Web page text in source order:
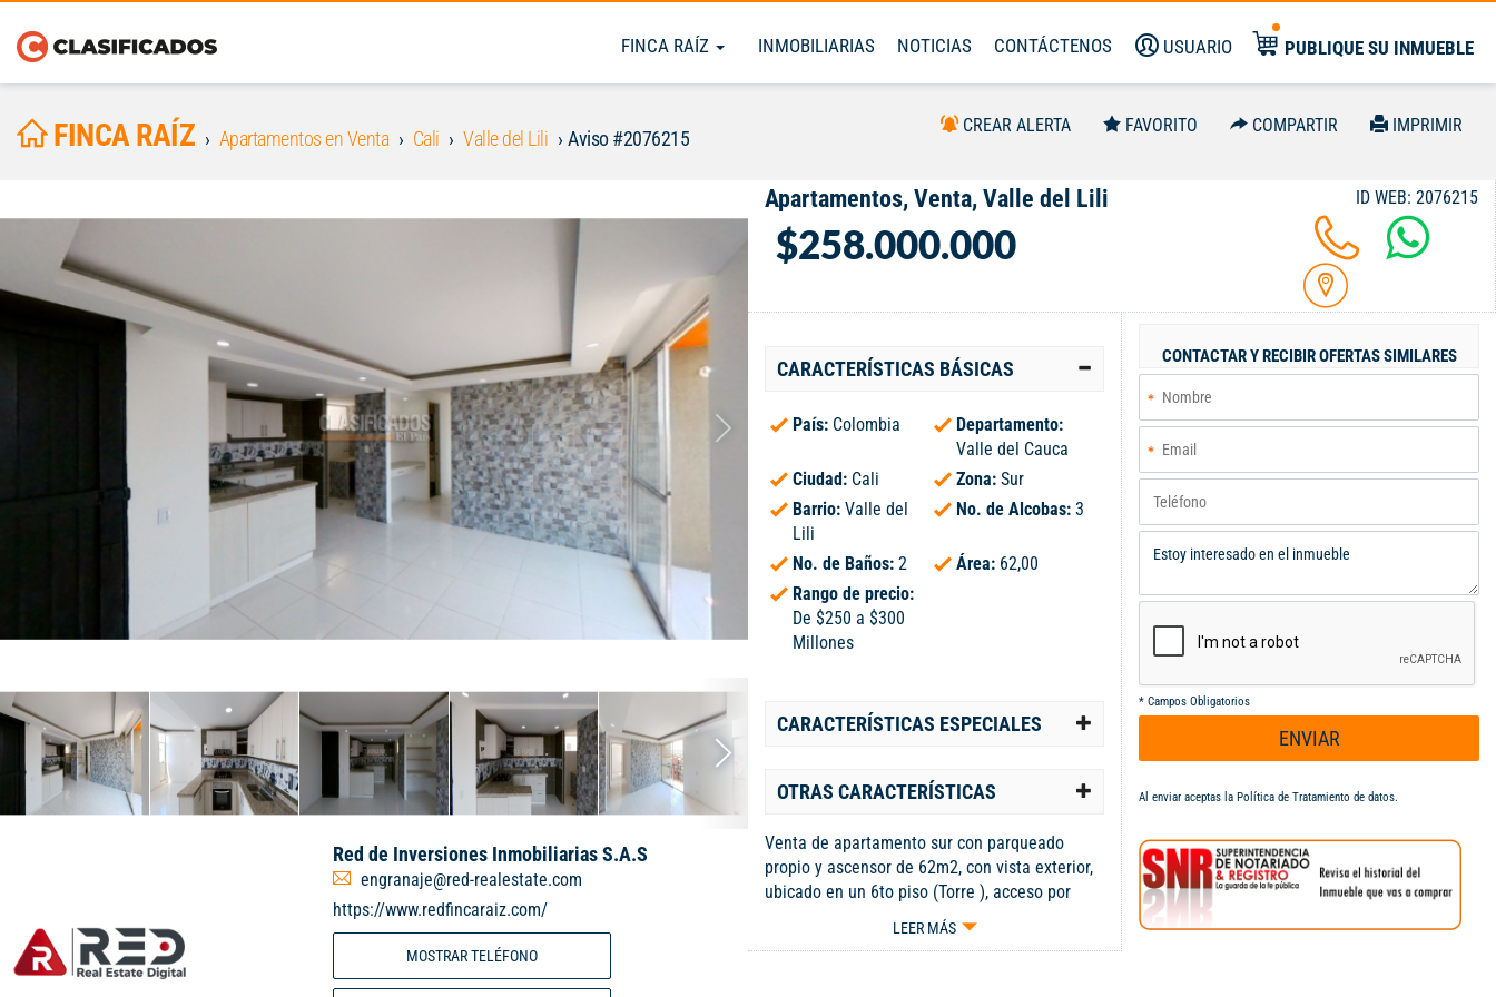
FINCA RAÍZ INMOBILIARIAS NOTICIAS CONTÁCTENOS USUARIO PUBLIQUE SU INMUEBLE
FINCA RAÍZ Apartamentos en Venta Cali Valle del Lili Aviso #2076215
CREAR ALERTA FAVORITO COMPARTIR IMPRIMIR
Red de Inversiones Inmobiliarias S.A.S
engranaje@red-realestate.com
https://www.redfincaraiz.com/
MOSTRAR TELÉFONO
Apartamentos, Venta, Valle del Lili
$258.000.000
ID WEB: 2076215
CARACTERÍSTICAS BÁSICAS
País: Colombia
Departamento:
Valle del Cauca
Ciudad: Cali Zona: Sur
Barrio: Valle del
Lili
No. de Alcobas: 3
No. de Baños: 2 Área: 62,00
Rango de precio:
De $250 a $300
Millones
CARACTERÍSTICAS ESPECIALES
OTRAS CARACTERÍSTICAS
Venta de apartamento sur con parqueado
propio y ascensor de 62m2, con vista exterior,
ubicado en un 6to piso (Torre ), acceso por
ascensor, parqueadero propio . Consta de 3
habitaciones, 2 baños, sala comedor, cocina
LEER MÁS
CONTACTAR Y RECIBIR OFERTAS SIMILARES
* Campos Obligatorios
ENVIAR
Al enviar aceptas la Política de Tratamiento de datos.